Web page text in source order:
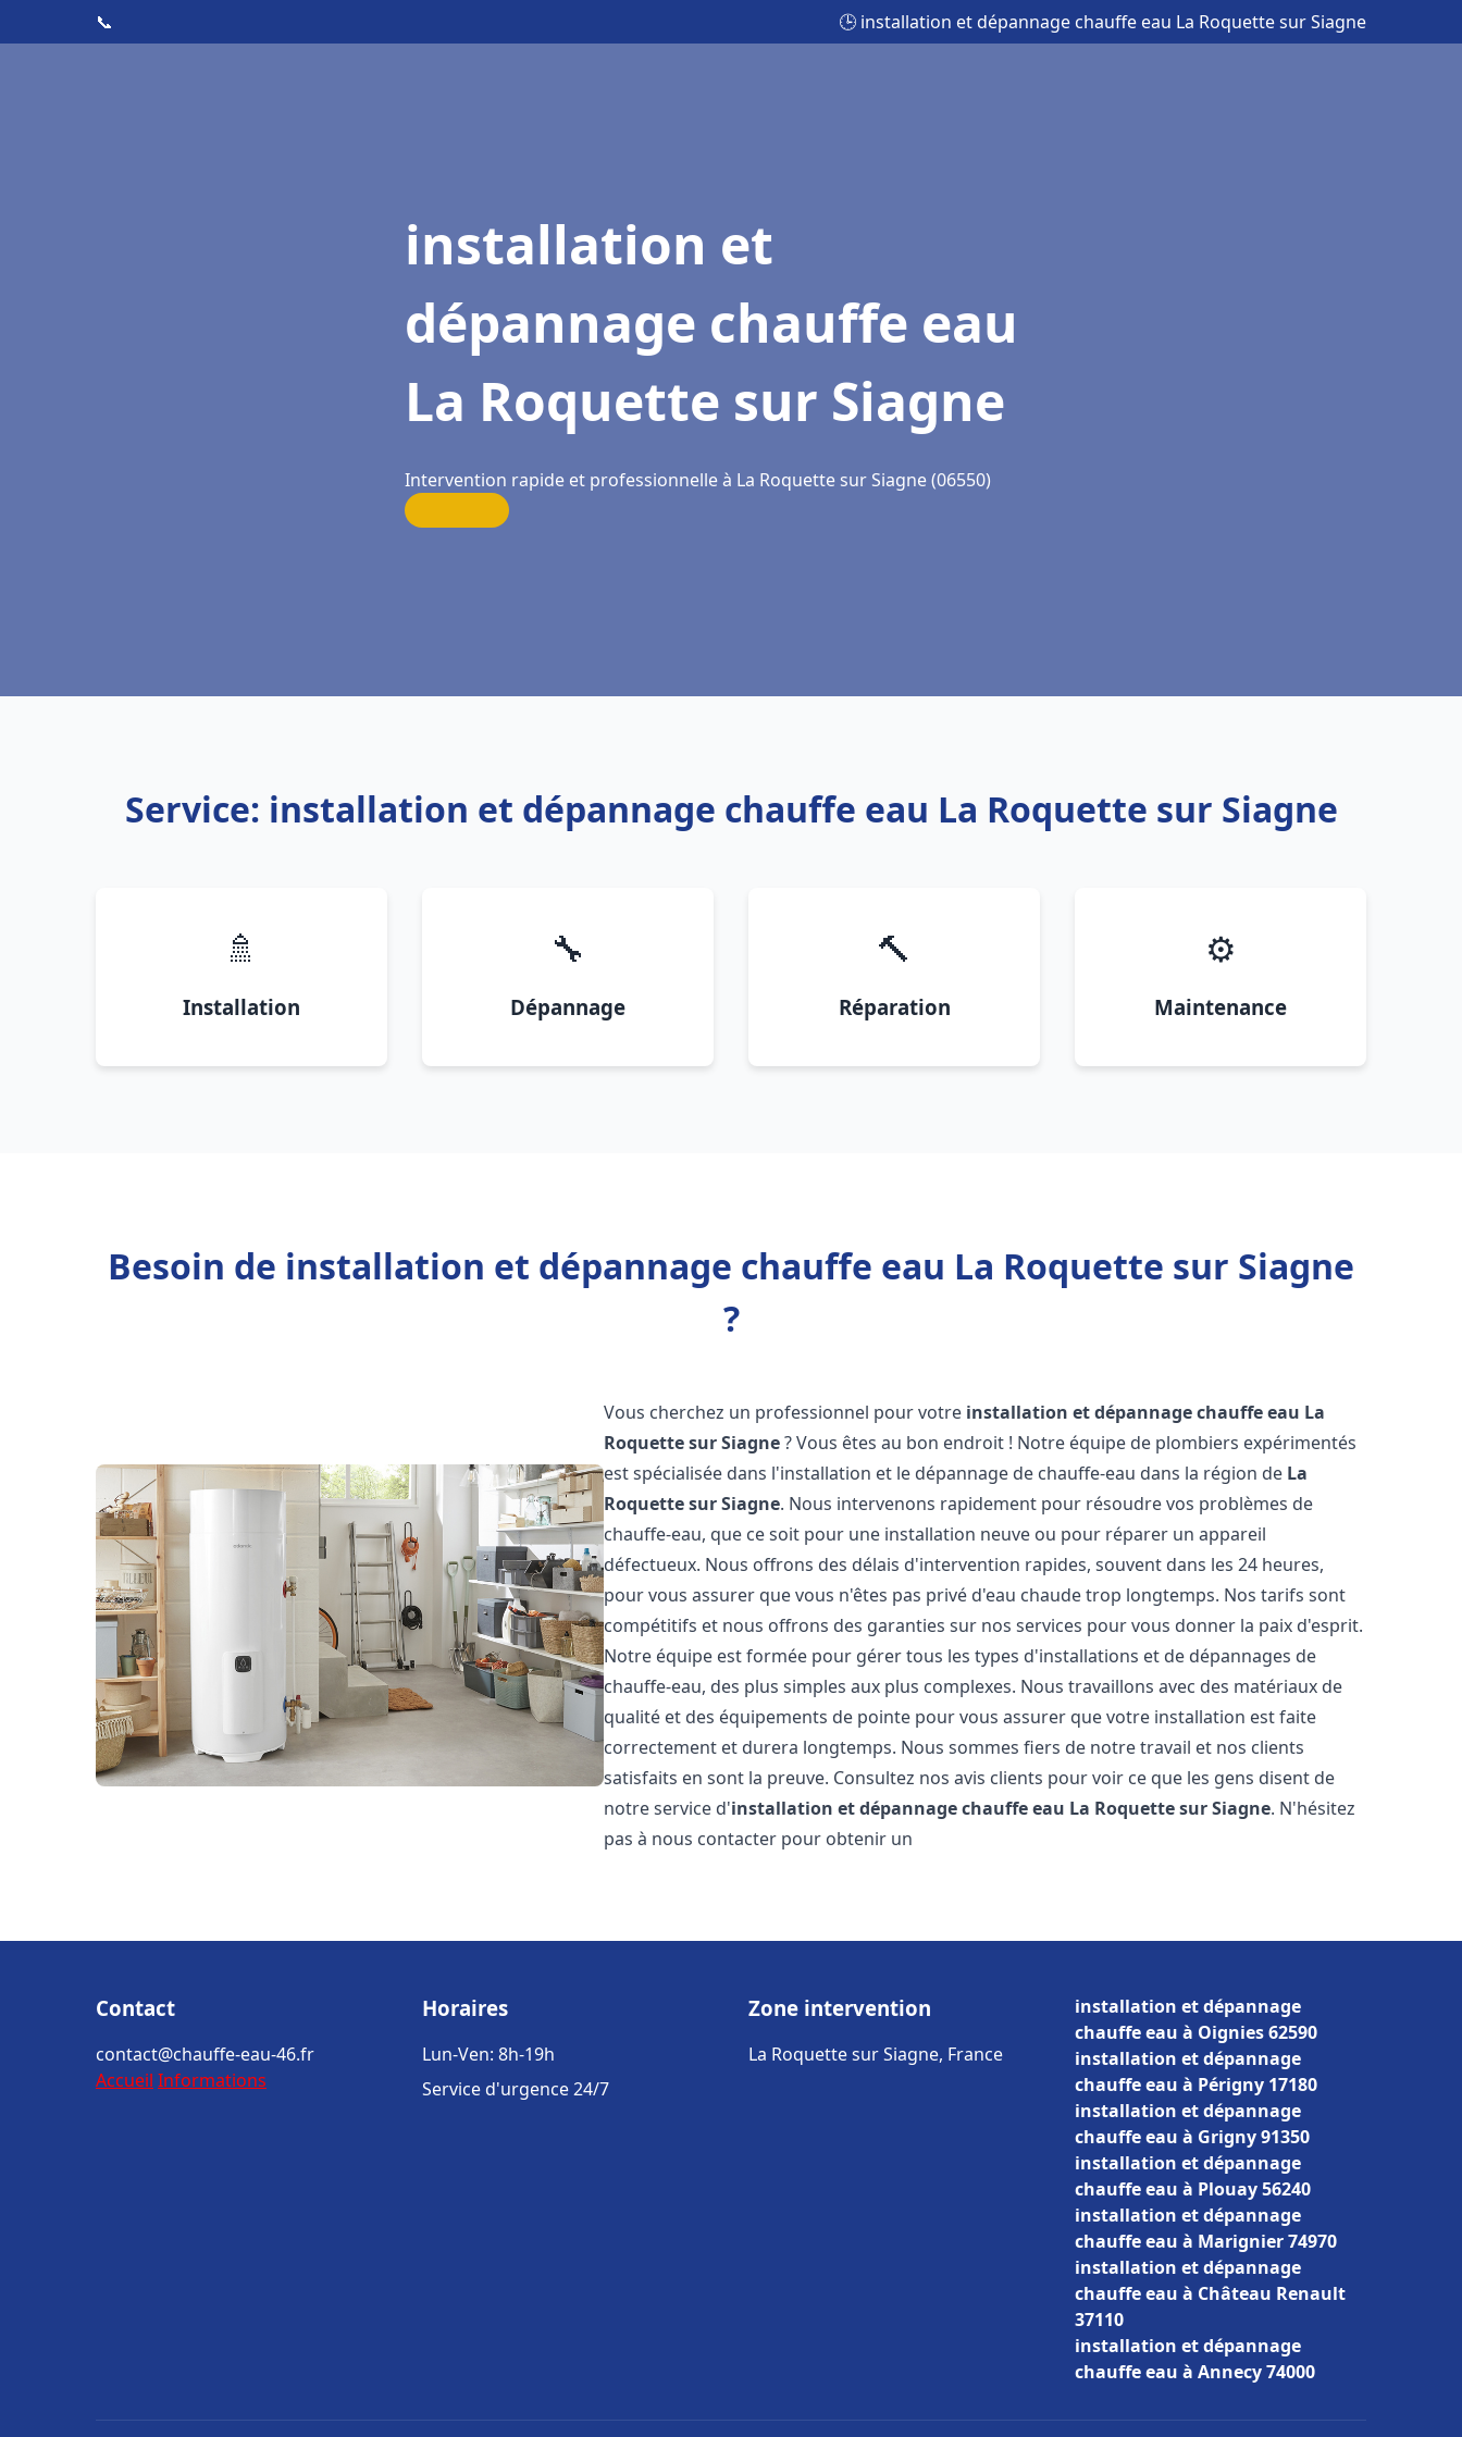
📞 🕒 installation et dépannage chauffe eau La Roquette sur Siagne
installation et
dépannage chauffe eau
La Roquette sur Siagne
Intervention rapide et professionnelle à La Roquette sur Siagne (06550)
Service: installation et dépannage chauffe eau La Roquette sur Siagne
🚿
Installation
🔧
Dépannage
🔨
Réparation
⚙️
Maintenance
Besoin de installation et dépannage chauffe eau La Roquette sur Siagne
?
Vous cherchez un professionnel pour votre installation et dépannage chauffe eau La
Roquette sur Siagne? Vous êtes au bon endroit ! Notre équipe de plombiers expérimentés
est spécialisée dans l'installation et le dépannage de chauffe-eau dans la région de La
Roquette sur Siagne. Nous intervenons rapidement pour résoudre vos problèmes de
chauffe-eau, que ce soit pour une installation neuve ou pour réparer un appareil
défectueux. Nous offrons des délais d'intervention rapides, souvent dans les 24 heures,
pour vous assurer que vous n'êtes pas privé d'eau chaude trop longtemps. Nos tarifs sont
compétitifs et nous offrons des garanties sur nos services pour vous donner la paix d'esprit.
Notre équipe est formée pour gérer tous les types d'installations et de dépannages de
chauffe-eau, des plus simples aux plus complexes. Nous travaillons avec des matériaux de
qualité et des équipements de pointe pour vous assurer que votre installation est faite
correctement et durera longtemps. Nous sommes fiers de notre travail et nos clients
satisfaits en sont la preuve. Consultez nos avis clients pour voir ce que les gens disent de
notre service d'installation et dépannage chauffe eau La Roquette sur Siagne. N'hésitez
pas à nous contacter pour obtenir un
Contact
contact@chauffe-eau-46.fr
Accueil Informations
Horaires
Lun-Ven: 8h-19h
Service d'urgence 24/7
Zone intervention
La Roquette sur Siagne, France
installation et dépannage
chauffe eau à Oignies 62590
installation et dépannage
chauffe eau à Périgny 17180
installation et dépannage
chauffe eau à Grigny 91350
installation et dépannage
chauffe eau à Plouay 56240
installation et dépannage
chauffe eau à Marignier 74970
installation et dépannage
chauffe eau à Château Renault
37110
installation et dépannage
chauffe eau à Annecy 74000